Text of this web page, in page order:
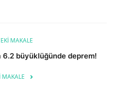
MAKALE
6.2 büyüklüğünde deprem!
MAKALE